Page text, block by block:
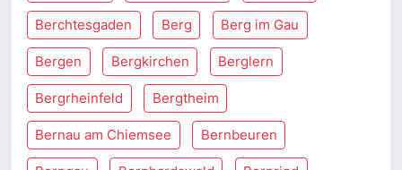
Berchtesgaden Berg Berg im Gau
Bergen Bergkirchen Berglern
Bergrheinfeld Bergtheim
Bernau am Chiemsee Bernbeuren